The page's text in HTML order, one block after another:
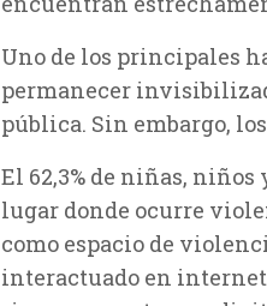
Uno de los principales
permanecer
pública. Sin embargo,
El 62,3% de niñas,
lugar donde ocurre
como espacio de
interactuado en internet